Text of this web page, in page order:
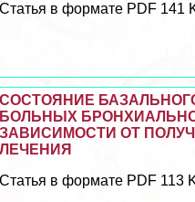
Статья в формате PDF 141
СОСТОЯНИЕ
БОЛЬНЫХ
ЗАВИСИМОСТИ ОТ
ЛЕЧЕНИЯ
Статья в формате PDF 113